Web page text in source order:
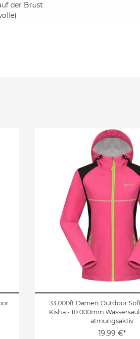
der Brust
33,000ft Damen Outdoor
Kisha - 10.000mm
atmungsaktiv
19,99 €*